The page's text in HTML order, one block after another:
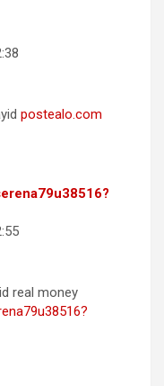
postealo.com
real money